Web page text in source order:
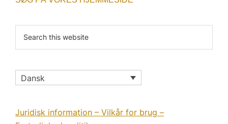
Dansk
Juridisk information – Vilkår for brug –